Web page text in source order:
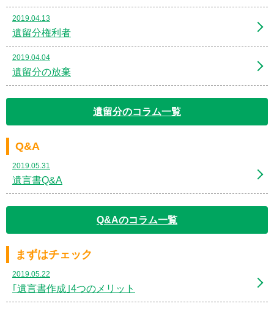
2019.04.13
遺留分権利者
2019.04.04
遺留分の放棄
遺留分のコラム一覧
Q&A
2019.05.31
遺言書Q&A
Q&Aのコラム一覧
まずはチェック
2019.05.22
｢遺言書作成｣4つのメリット